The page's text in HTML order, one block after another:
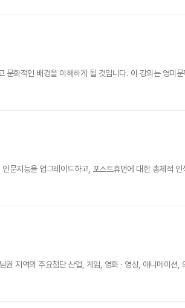
화적인 배경을 이해하게 될 것입니다. 이 강의는 영미
문지능을 업그레이드하고, 포스트휴먼에 대한 총체적
지역의 주요첨단 산업, 게임, 영화 · 영상, 애니메이션,